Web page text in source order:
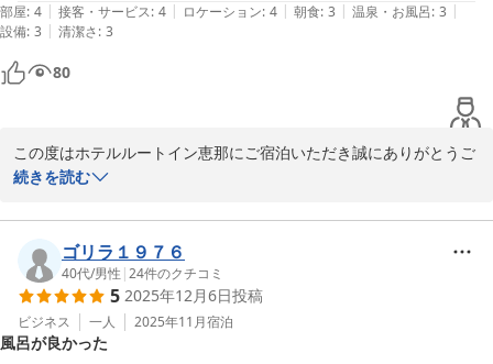
部屋: 4 | 接客・サービス: 4 | ロケーション: 4 | 朝食: 3 | 温泉・お風呂: 3 |
設備: 3 | 清潔さ: 3
80
この度はホテルルートイン恵那にご宿泊いただき誠にありがとうご
ざいます。
フロントで周辺のMAPのご用意もありますので、ご活用下さいま
せ。
また、当館は大浴場がございます。
疲労回復効果も多数あり、また夜2時まで営業しているので、日々
の疲れを癒して頂けるかと存じます。
この度はお忙しい中、口コミをありがとうございます。
続きを読む
ゴリラ１９７６
40代/男性 |24件のクチコミ
5 2025年12月6日投稿
ビジネス 一人 2025年11月宿泊
風呂が良かった